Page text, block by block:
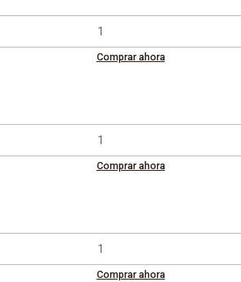
Comprar ahora
Comprar ahora
Comprar ahora